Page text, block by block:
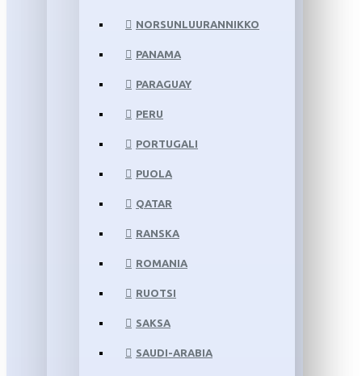
NORSUNLUURANNIKKO
PANAMA
PARAGUAY
PERU
PORTUGALI
PUOLA
QATAR
RANSKA
ROMANIA
RUOTSI
SAKSA
SAUDI-ARABIA